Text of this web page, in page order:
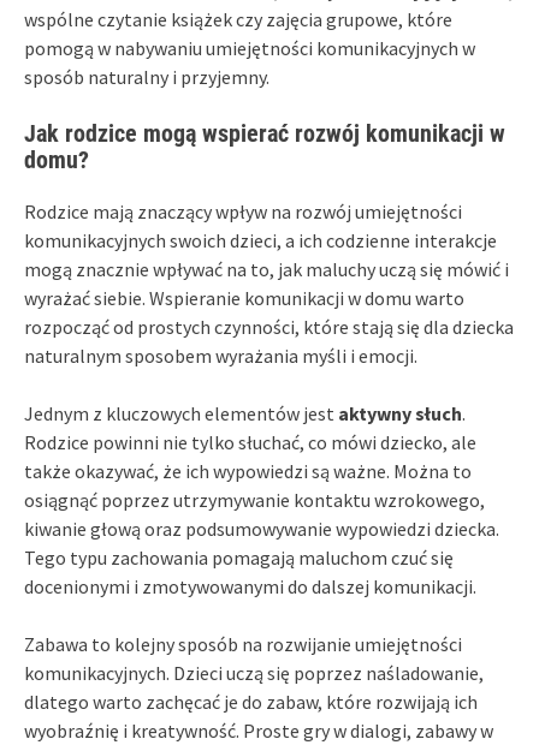
wspólne czytanie książek czy zajęcia grupowe, które
pomogą w nabywaniu umiejętności komunikacyjnych w
sposób naturalny i przyjemny.
Jak rodzice mogą wspierać rozwój komunikacji w
domu?
Rodzice mają znaczący wpływ na rozwój umiejętności
komunikacyjnych swoich dzieci, a ich codzienne interakcje
mogą znacznie wpływać na to, jak maluchy uczą się mówić i
wyrażać siebie. Wspieranie komunikacji w domu warto
rozpocząć od prostych czynności, które stają się dla dziecka
naturalnym sposobem wyrażania myśli i emocji.
Jednym z kluczowych elementów jest aktywny słuch.
Rodzice powinni nie tylko słuchać, co mówi dziecko, ale
także okazywać, że ich wypowiedzi są ważne. Można to
osiągnąć poprzez utrzymywanie kontaktu wzrokowego,
kiwanie głową oraz podsumowywanie wypowiedzi dziecka.
Tego typu zachowania pomagają maluchom czuć się
docenionymi i zmotywowanymi do dalszej komunikacji.
Zabawa to kolejny sposób na rozwijanie umiejętności
komunikacyjnych. Dzieci uczą się poprzez naśladowanie,
dlatego warto zachęcać je do zabaw, które rozwijają ich
wyobraźnię i kreatywność. Proste gry w dialogi, zabawy w